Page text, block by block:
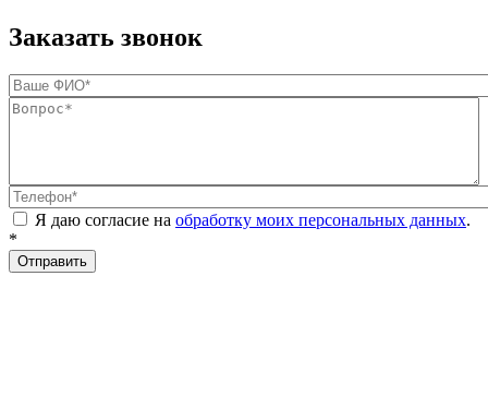
Заказать звонок
Ваше ФИО
Вопрос*
Телефон*
Я даю согласие на обработку моих персональных данных.
*